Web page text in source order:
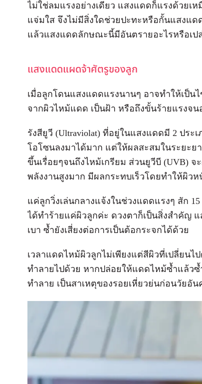
ไม่ใช่ลมแรงอย่างเดียว แสงแดดก็แรงด้วยเ
แจ่มใส จึงไม่มีสิ่งใดช่วยปะทะหรือกั้นแสงแด
แล้วแสงแดดลักษณะนี้มีอันตรายอะไรหรือเป
แสงแดดแผดจ้าศัตรูของลูก
เมื่อลูกโดนแสงแดดแรงนานๆ อาจทำให้เป็น
จากผิวไหม้แดด เป็นฝ้า หรือถึงขั้นร้ายแรงจน
รังสียูวี (Ultraviolat) ที่อยู่ในแสงแดดมี 2 ประ
โอโซนลงมาได้มาก แต่ให้ผลสะสมในระยะ
ขึ้นเรื่อยๆจนถึงไหม้เกรียม ส่วนยูวีบี (UVB)
พลังงานสูงมาก มีผลกระทบเร็วโดยทำให้ผิว
แค่ลูกวิ่งเล่นกลางแจ้งในช่วงแดดแรงๆ สัก
ได้ทำร้ายแค่ผิวลูกค่ะ ดวงตาก็เป็นสิ่งสำคัญ
เบา ซ้ำยังเสี่ยงต่อการเป็นต้อกระจกได้ด้วย
เวลาแดดไหม้ผิวลูกไม่เพียงแต่สีผิวที่เปลี่ยน
ทำลายไปด้วย หากปล่อยให้แดดไหม้ซ้ำแล้วซ้
ทำลาย เป็นสาเหตุของรอยเหี่ยวย่นก่อนวัยอัน